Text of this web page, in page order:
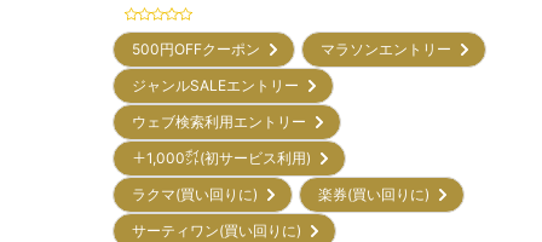
500円OFFクーポン
マラソンエントリー
ジャンルSALEエントリー
ウェブ検索利用エントリー
＋1,000㌽(初サービス利用)
ラクマ(買い回りに)
楽券(買い回りに)
サーティワン(買い回りに)